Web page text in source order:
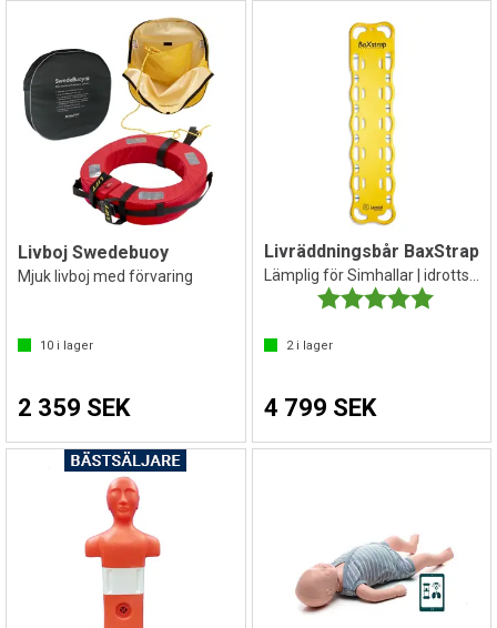
Livboj Swedebuoy
Mjuk livboj med förvaring
10 i lager
2 359 SEK
Livräddningsbår BaxStrap
Betyg:
2i lager
4 799 SEK